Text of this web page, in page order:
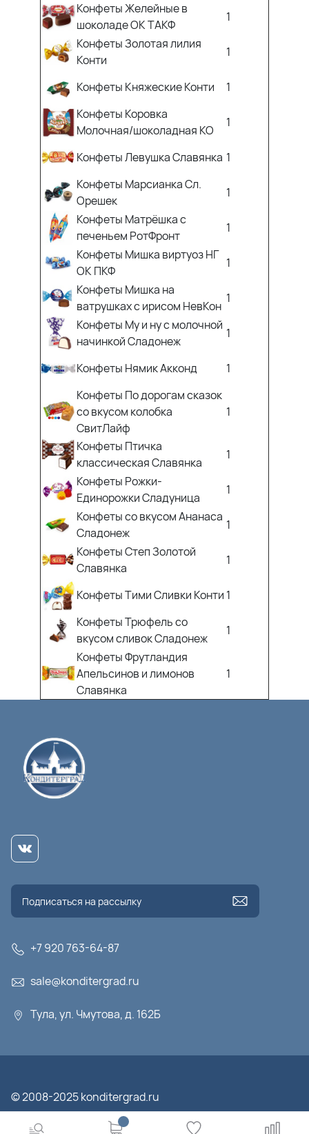
Конфеты Желейные в
шоколаде ОК ТАКФ
1
Конфеты Золотая лилия
Конти
1
Конфеты Княжеские Конти
1
Конфеты Коровка
Молочная/шоколадная КО
1
Конфеты Левушка Славянка 1
Конфеты Марсианка Сл.
Орешек
1
Конфеты Матрёшка с
печеньем РотФронт
1
Конфеты Мишка виртуоз НГ
ОК ПКФ
1
Конфеты Мишка на
ватрушках с ирисом НевКон
1
Конфеты Му и ну с молочной
начинкой Сладонеж
1
Конфеты Нямик Акконд
1
Конфеты По дорогам сказок
со вкусом колобка
СвитЛайф
1
Конфеты Птичка
классическая Славянка
1
Конфеты Рожки-
Единорожки Сладуница
1
Конфеты со вкусом Ананаса
Сладонеж
1
Конфеты Степ Золотой
Славянка
1
Конфеты Тими Сливки Конти 1
Конфеты Трюфель со
вкусом сливок Сладонеж
1
Конфеты Фрутландия
Апельсинов и лимонов
Славянка
1
+7 920 763-64-87
sale@konditergrad.ru
Тула, ул. Чмутова, д. 162Б
© 2008-2025 konditergrad.ru